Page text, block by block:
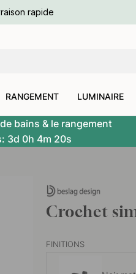
rapide
RANGEMENT LUMINAIRE
bains & le rangement
3d 0h 4m 18s
Crochet
FINITIONS